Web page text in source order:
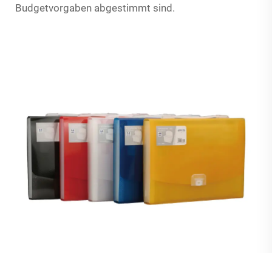
Budgetvorgaben abgestimmt sind.